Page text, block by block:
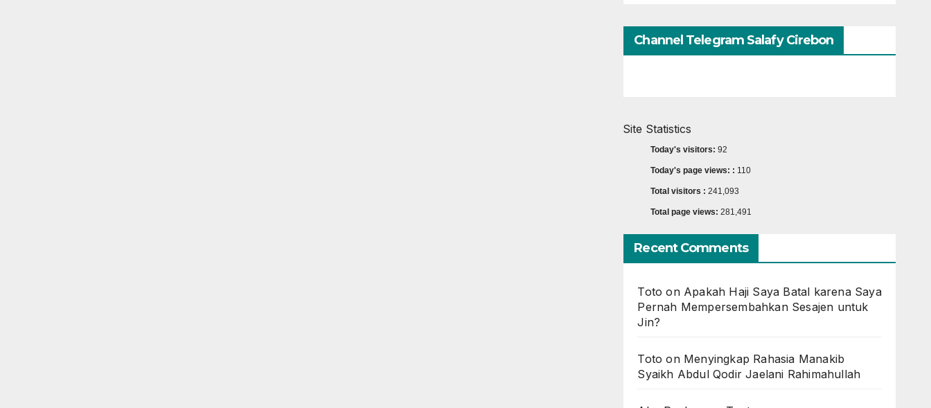
Channel Telegram Salafy Cirebon
Site Statistics
Today's visitors:92
Today's page views: : 110
Total visitors :241,093
Total page views:281,491
Recent Comments
Toto on Apakah Haji Saya Batal karena Saya
Pernah Mempersembahkan Sesajen untuk
Jin?
Toto on Menyingkap Rahasia Manakib
Syaikh Abdul Qodir Jaelani Rahimahullah